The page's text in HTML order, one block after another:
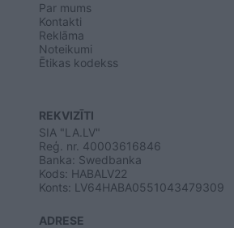
Par mums
Kontakti
Reklāma
Noteikumi
Ētikas kodekss
REKVIZĪTI
SIA "LA.LV"
Reģ. nr. 40003616846
Banka: Swedbanka
Kods: HABALV22
Konts: LV64HABA0551043479309
ADRESE